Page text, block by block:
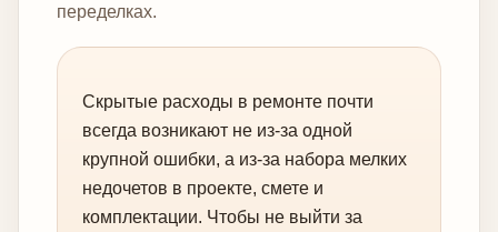
переделках.
Скрытые расходы в ремонте почти
всегда возникают не из-за одной
крупной ошибки, а из-за набора мелких
недочетов в проекте, смете и
комплектации. Чтобы не выйти за